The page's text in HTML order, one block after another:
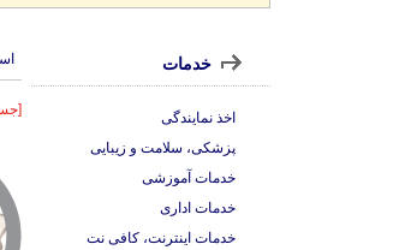
خدمات
اخذ نمایندگی
پزشکی، سلامت و زیبایی
خدمات آموزشی
خدمات اداری
خدمات اینترنت، کافی نت